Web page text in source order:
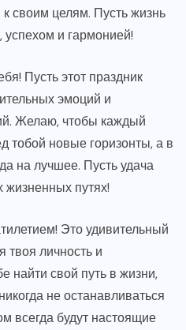
своим целям. Пусть жизнь
успехом и гармонией!
Пусть этот праздник
эмоций и
Желаю, чтобы каждый
тобой новые горизонты, а в
на лучшее. Пусть удача
жизненных путях!
Это удивительный
твоя личность и
найти свой путь в жизни,
не останавливаться
всегда будут настоящие